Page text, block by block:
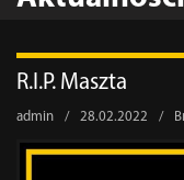
R.I.P. Maszta
admin / 28.02.2022 /